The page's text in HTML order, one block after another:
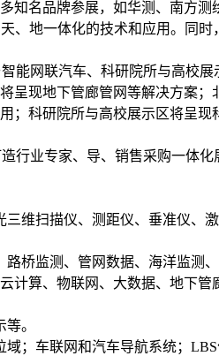
知名品牌参展，如华测、南方测
、地一体化的技术和应用。同
能网联汽车、科研院所与高校
呈现地下管廊管网等解决方案；
；科研院所与高校展示区将呈现
行业专家、导、销售采购一体
维扫描仪、测距仪、垂准仪、
桥监测、管网数据、海洋监测
计算、物联网、大数据、地下管
。
；车联网和汽车导航系统；LBS